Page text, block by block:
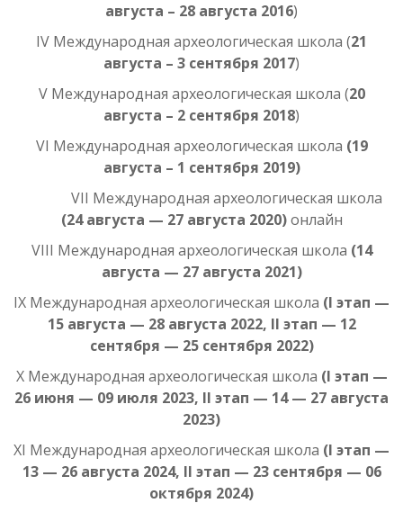
августа – 28 августа 2016)
IV Международная археологическая школа (21
августа – 3 сентября 2017)
V Международная археологическая школа (20
августа – 2 сентября 2018)
VI Международная археологическая школа (19
августа – 1 сентября 2019)
VII Международная археологическая школа
(24 августа — 27 августа 2020)онлайн
VIII Международная археологическая школа (14
августа — 27 августа 2021)
IX Международная археологическая школа (I этап —
15 августа — 28 августа 2022, II этап — 12
сентября — 25 сентября 2022)
X Международная археологическая школа (I этап —
26 июня — 09 июля 2023, II этап — 14 — 27 августа
2023)
XI Международная археологическая школа (I этап —
13 — 26 августа 2024, II этап — 23 сентября — 06
октября 2024)